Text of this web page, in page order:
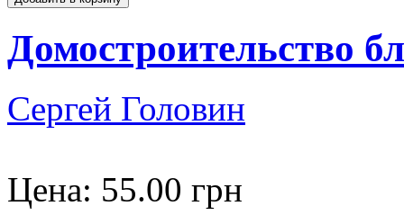
Домостроительство
Сергей Головин
Цена: 55.00 грн